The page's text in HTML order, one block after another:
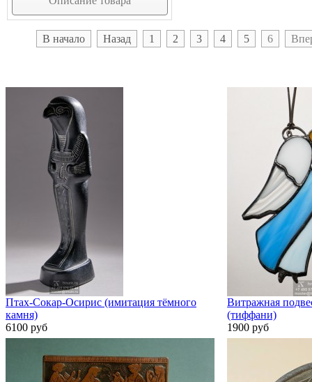
В начало Назад 1 2 3 4 5 6
Птах-Сокар-Осирис (имитация тёмного
камня)
6100 руб
Витражная
(тиффани)
1900 руб